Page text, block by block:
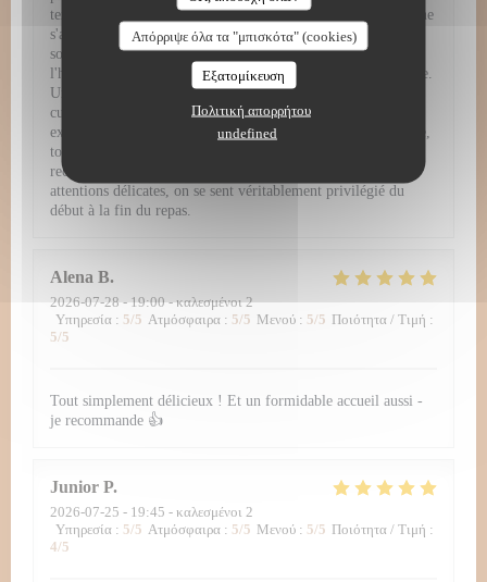
Απόρριψε όλα τα "μπισκότα" (cookies)
Εξατομίκευση
Πολιτική απορρήτου
undefined
textures et présentations d'une élégance rare. Mais la beauté ne
s'arrête pas au visuel : en bouche, les associations de saveurs
sont parfaitement équilibrées, audacieuses, et mettent à
l'honneur des produits de saison d'une fraîcheur irréprochable.
Un service irréprochable et chaleureux Pour sublimer cette
cuisine d'exception, le service se montre tout simplement
exemplaire. L'équipe fait preuve d'un grand professionalisme,
tout en restant fluide, prévenante et jamais intrusive. Entre
recommandations avisées, rythme parfait entre les plats et
attentions délicates, on se sent véritablement privilégié du
début à la fin du repas.
Alena B
2026-07-28- 19:00 - καλεσμένοι 2
Υπηρεσία : 5/5 Ατμόσφαιρα : 5/5 Μενού : 5/5 Ποιότητα / Τιμή :
5/5
Tout simplement délicieux ! Et un formidable accueil aussi -
je recommande 👍
Junior P
2026-07-25 - 19:45 - καλεσμένοι 2
Υπηρεσία : 5/5 Ατμόσφαιρα : 5/5 Μενού : 5/5 Ποιότητα / Τιμή :
4/5